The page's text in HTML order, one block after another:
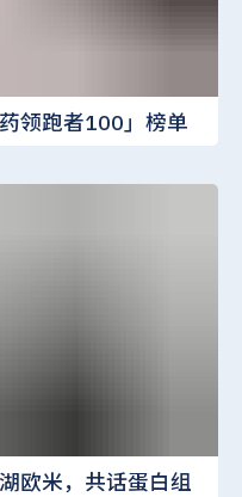
领跑者100」榜单
欧米，共话蛋白组